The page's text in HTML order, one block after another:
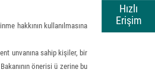
Hızlı
Erişim
hakkının kullanılmasına
unvanına sahip kişiler, bir
önerisi ü zerine bu